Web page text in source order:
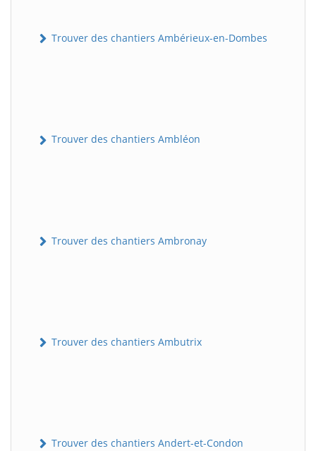
Trouver des chantiers Ambérieux-en-Dombes
Trouver des chantiers Ambléon
Trouver des chantiers Ambronay
Trouver des chantiers Ambutrix
Trouver des chantiers Andert-et-Condon